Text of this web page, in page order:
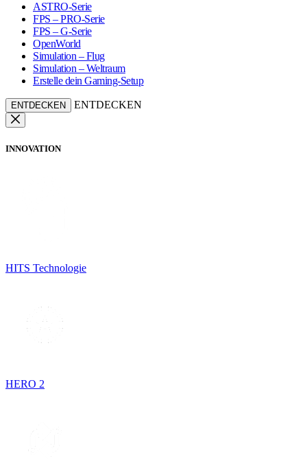
ASTRO-Serie
FPS – PRO-Serie
FPS – G-Serie
OpenWorld
Simulation – Flug
Simulation – Weltraum
Erstelle dein Gaming-Setup
ENTDECKEN ENTDECKEN
INNOVATION
HITS Technologie
HERO 2